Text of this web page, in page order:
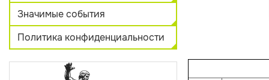
Значимые события
Политика конфиденциальности